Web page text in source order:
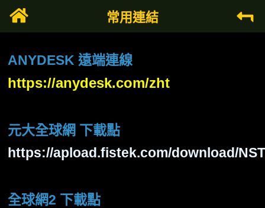
常用連結
ANYDESK 遠端連線
https://anydesk.com/zht
元大全球網 下載點
https://apload.fistek.com/download/
全球網2 下載點